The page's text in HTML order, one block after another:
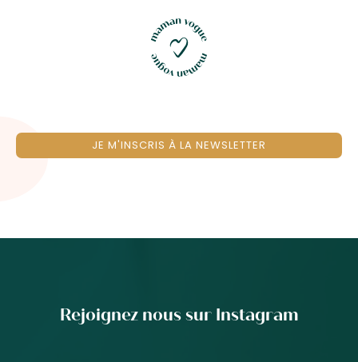
JE M'INSCRIS À LA NEWSLETTER
Rejoignez nous sur Instagram